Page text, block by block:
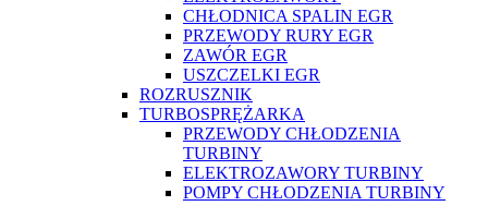
CHŁODNICA SPALIN EGR
PRZEWODY RURY EGR
ZAWÓR EGR
USZCZELKI EGR
ROZRUSZNIK
TURBOSPRĘŻARKA
PRZEWODY CHŁODZENIA
TURBINY
ELEKTROZAWORY TURBINY
POMPY CHŁODZENIA TURBINY